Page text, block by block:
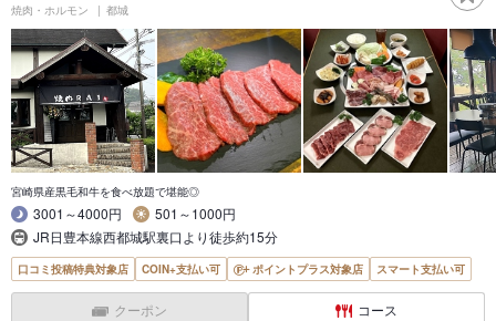
焼肉・ホルモン 都城
宮崎県産黒毛和牛を食べ放題で堪能◎
3001～4000円
501～1000円
JR日豊本線西都城駅裏口より徒歩約15分
口コミ投稿特典対象店 COIN+支払い可 ポイントプラス対象店 スマート支払い可
クーポン コース